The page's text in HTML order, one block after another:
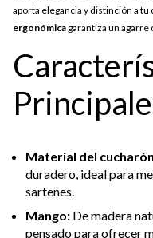
aporta elegancia y distinción a
ergonómica garantiza un agarre
Material del
duradero, ideal para
sartenes.
Mango: De madera
pensado para ofrecer